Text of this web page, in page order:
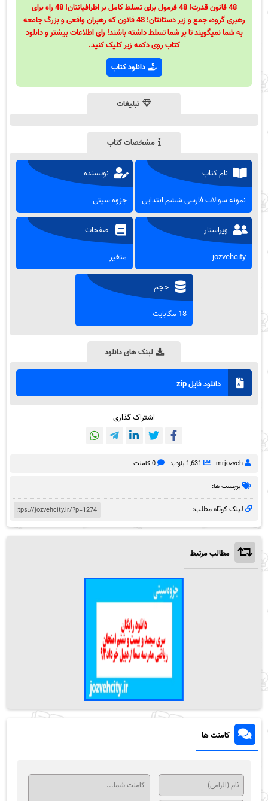
48 قانون قدرت! 48 فرمول برای تسلط کامل بر اطرافیانتان! 48 راه برای
رهبری گروه، جمع و زیر دستانتان! 48 قانون که رهبران واقعی و بزرگ جامعه
به شما نمیگویند تا بر شما تسلط داشته باشند! رای اطلاعات بیشتر و دانلود
کتاب روی دکمه زیر کلیک کنید.
دانلود کتاب
تبلیغات
مشخصات کتاب
نام کتاب
نمونه سوالات فارسی ششم ابتدایی
نویسنده
جزوه سیتی
ویراستار
jozvehcity
صفحات
متغیر
حجم
18 مگابایت
لینک های دانلود
دانلود فایل zip
اشتراک گذاری
mrjozveh 1,631 بازدید 0 کامنت
برچسب ها:
لینک کوتاه مطلب:
مطالب مرتبط
کامنت ها